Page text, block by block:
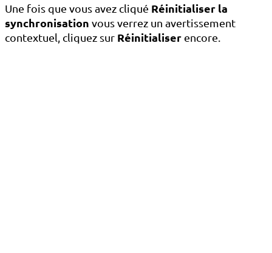
Une fois que vous avez cliqué Réinitialiser la
synchronisation vous verrez un avertissement
contextuel, cliquez sur Réinitialiser encore.